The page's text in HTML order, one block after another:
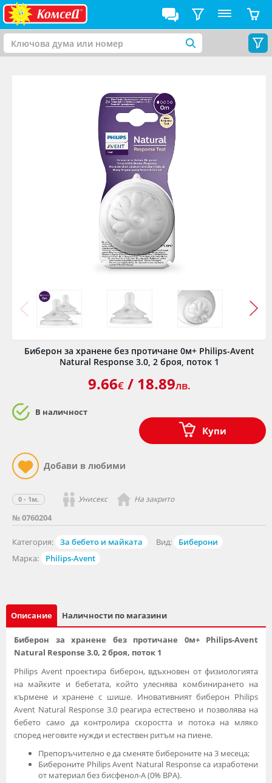
Биберон за хранене без протичане 0м+ Philips-Avent
Natural Response 3.0, 2 броя, поток 1
№ 0760204
Категория: За бебето и майката Вид:
Биберони
Марка:
Philips-Avent
0 - 1м. Унисекс На закрито
9.66€/ 18.89лв.
В наличност
Купи
Описание Наличности по магазини
Биберон за хранене без протичане 0м+ Philips-Avent
Natural Response 3.0, 2 броя, поток 1
Philips Avent проектира биберон, вдъхновен от физиологията
на майките и бебетата, който улеснява комбинирането на
кърмене и хранене с шише. Иновативният биберон Philips
Avent Natural Response 3.0 реагира естествено и позволява на
бебето само да контролира скоростта и потока на мляко
според неговите нужди и естествен ритъм на пиене.
Препоръчително е да сменяте бибероните на 3 месеца;
Бибероните Philips Avent Natural Response са изработени
от материал без бисфенол-A (0% BPA).